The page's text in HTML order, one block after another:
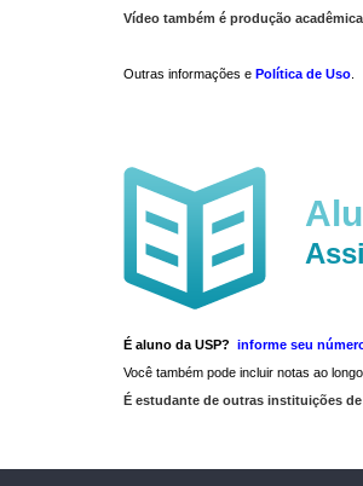
Vídeo também é produção
Outras informações e Política de Uso
É aluno da USP? informe seu
Você também pode incluir notas ao
É estudante de outras instituições